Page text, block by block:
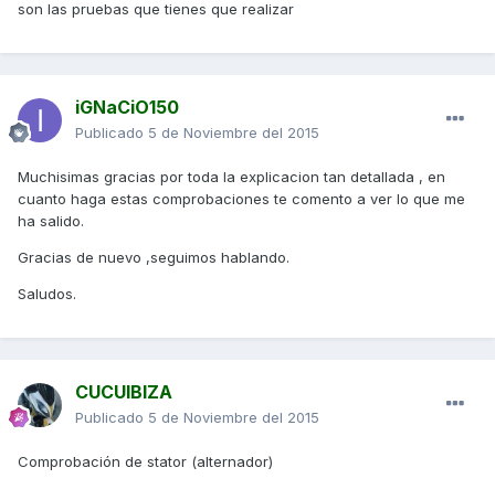
son las pruebas que tienes que realizar
iGNaCiO150
Publicado 5 de Noviembre del 2015
Muchisimas gracias por toda la explicacion tan detallada , en
cuanto haga estas comprobaciones te comento a ver lo que me
ha salido.
Gracias de nuevo ,seguimos hablando.
Saludos.
CUCUIBIZA
Publicado 5 de Noviembre del 2015
Comprobación de stator (alternador)